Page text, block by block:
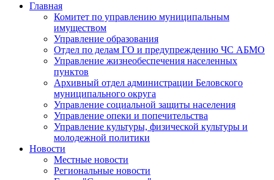
Главная
Комитет по управлению муниципальным
имуществом
Управление образования
Отдел по делам ГО и предупреждению ЧС АБМО
Управление жизнеобеспечения населенных
пунктов
Архивный отдел администрации Беловского
муниципального округа
Управление социальной защиты населения
Управление опеки и попечительства
Управление культуры, физической культуры и
молодежной политики
Новости
Местные новости
Региональные новости